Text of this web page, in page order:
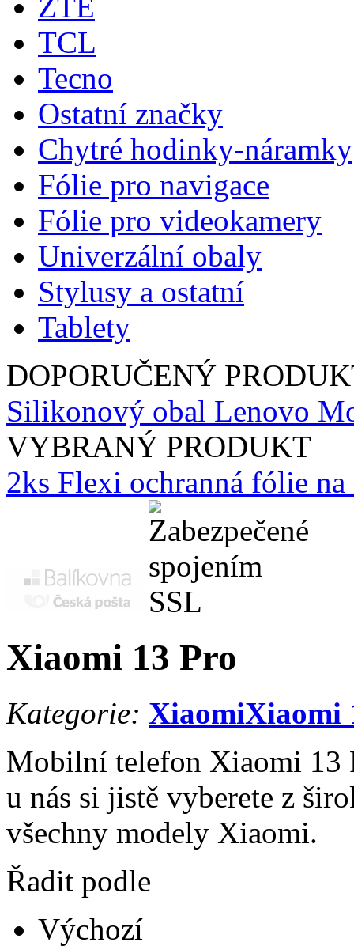
TCL
Tecno
Ostatní značky
Chytré hodinky-náramky
Fólie pro navigace
Fólie pro videokamery
Univerzální obaly
Stylusy a ostatní
Tablety
DOPORUČENÝ
Silikonový obal Lenovo
VYBRANÝ PRODUKT
2ks Flexi ochranná fólie
Xiaomi 13 Pro
Kategorie: XiaomiXiaomi
Mobilní telefon Xiaomi 13
u nás si jistě vyberete z
všechny modely Xiaomi.
Řadit podle
Výchozí